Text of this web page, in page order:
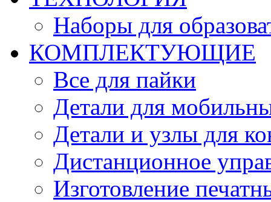
Наборы для
КОМПЛЕКТУЮЩИЕ
Все для пайки
Детали для
Детали и узлы для
Дистанционное
Изготовление